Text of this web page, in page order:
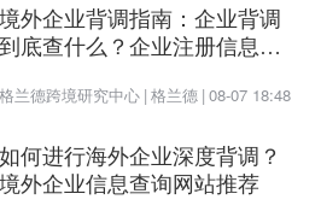
境外企业背调指南：企业背调
到底查什么？企业注册信息、
次看懂
格兰德跨境研究中心 | 格兰德 | 08-07 18:48
如何进行海外企业深度背调？
境外企业信息查询网站推荐